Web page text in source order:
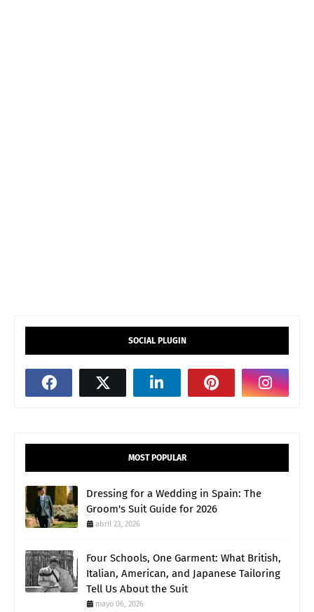
SOCIAL PLUGIN
MOST POPULAR
Dressing for a Wedding in Spain: The
Groom's Suit Guide for 2026
abril 23, 2026
Four Schools, One Garment: What British,
Italian, American, and Japanese Tailoring
Tell Us About the Suit
mayo 06, 2026